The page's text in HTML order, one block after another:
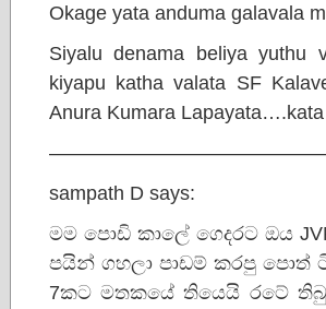
Okage yata anduma galavala
Siyalu denama beliya yuthu
kiyapu katha valata SF
Anura Kumara
sampath D says:
මම පොඩි කාලේ ගෙදරට ඔය
පයින් ගහලා පාඩම් කරපු පොත්
7කට මතකයේ තියෙයි රටේ